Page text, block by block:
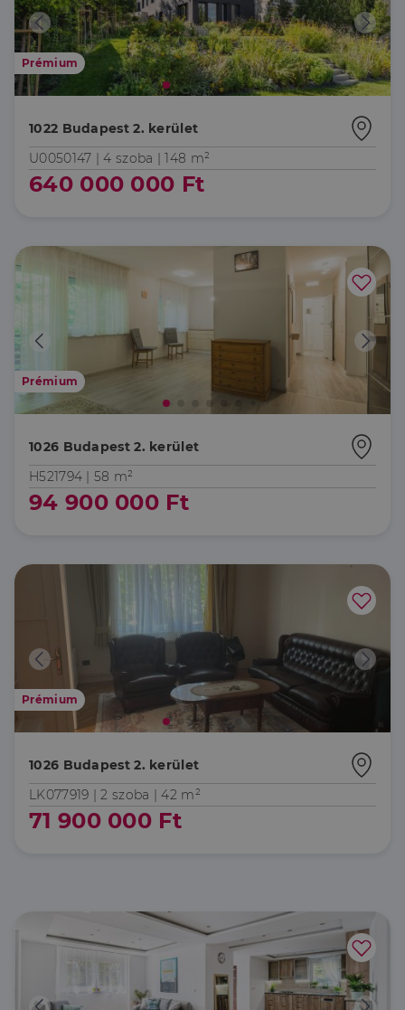
Prémium
1022 Budapest 2. kerület
U0050147 |4 szoba | 148 m²
640 000 000 Ft
Prémium
1026 Budapest 2. kerület
H521794 | 58 m²
94 900 000 Ft
Prémium
1026 Budapest 2. kerület
LK077919 |2 szoba | 42 m²
71 900 000 Ft